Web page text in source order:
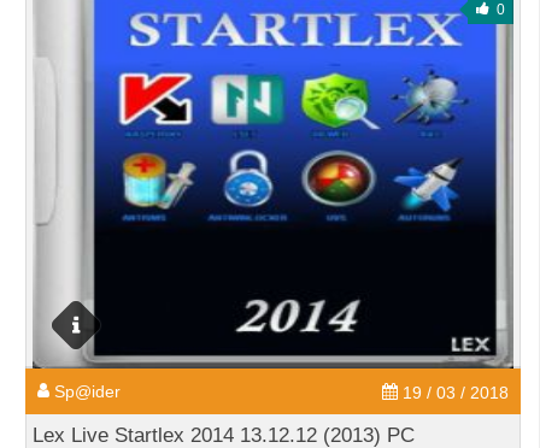
0
Sp@ider 19 / 03 / 2018
Lex Live Startlex 2014 13.12.12 (2013) PC